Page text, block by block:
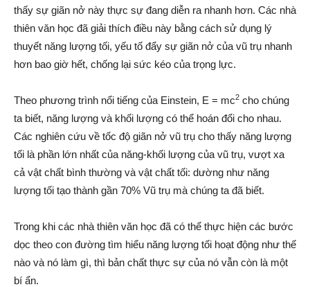
thấy sự giãn nở này thực sự đang diễn ra nhanh hơn. Các nhà
thiên văn học đã giải thích điều này bằng cách sử dụng lý
thuyết năng lượng tối, yếu tố đẩy sự giãn nở của vũ trụ nhanh
hơn bao giờ hết, chống lại sức kéo của trọng lực.
Theo phương trình nổi tiếng của Einstein, E = mc2 cho chúng
ta biết, năng lượng và khối lượng có thể hoán đổi cho nhau.
Các nghiên cứu về tốc độ giãn nở vũ trụ cho thấy năng lượng
tối là phần lớn nhất của năng-khối lượng của vũ trụ, vượt xa
cả vật chất bình thường và vật chất tối: dường như năng
lượng tối tạo thành gần 70% Vũ trụ mà chúng ta đã biết.
Trong khi các nhà thiên văn học đã có thể thực hiện các bước
dọc theo con đường tìm hiểu năng lượng tối hoạt động như thế
nào và nó làm gì, thì bản chất thực sự của nó vẫn còn là một
bí ẩn.